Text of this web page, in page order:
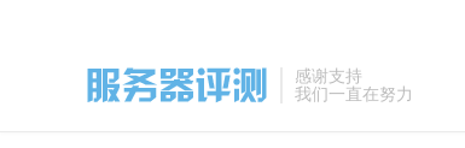
感谢支持
我们一直在努力